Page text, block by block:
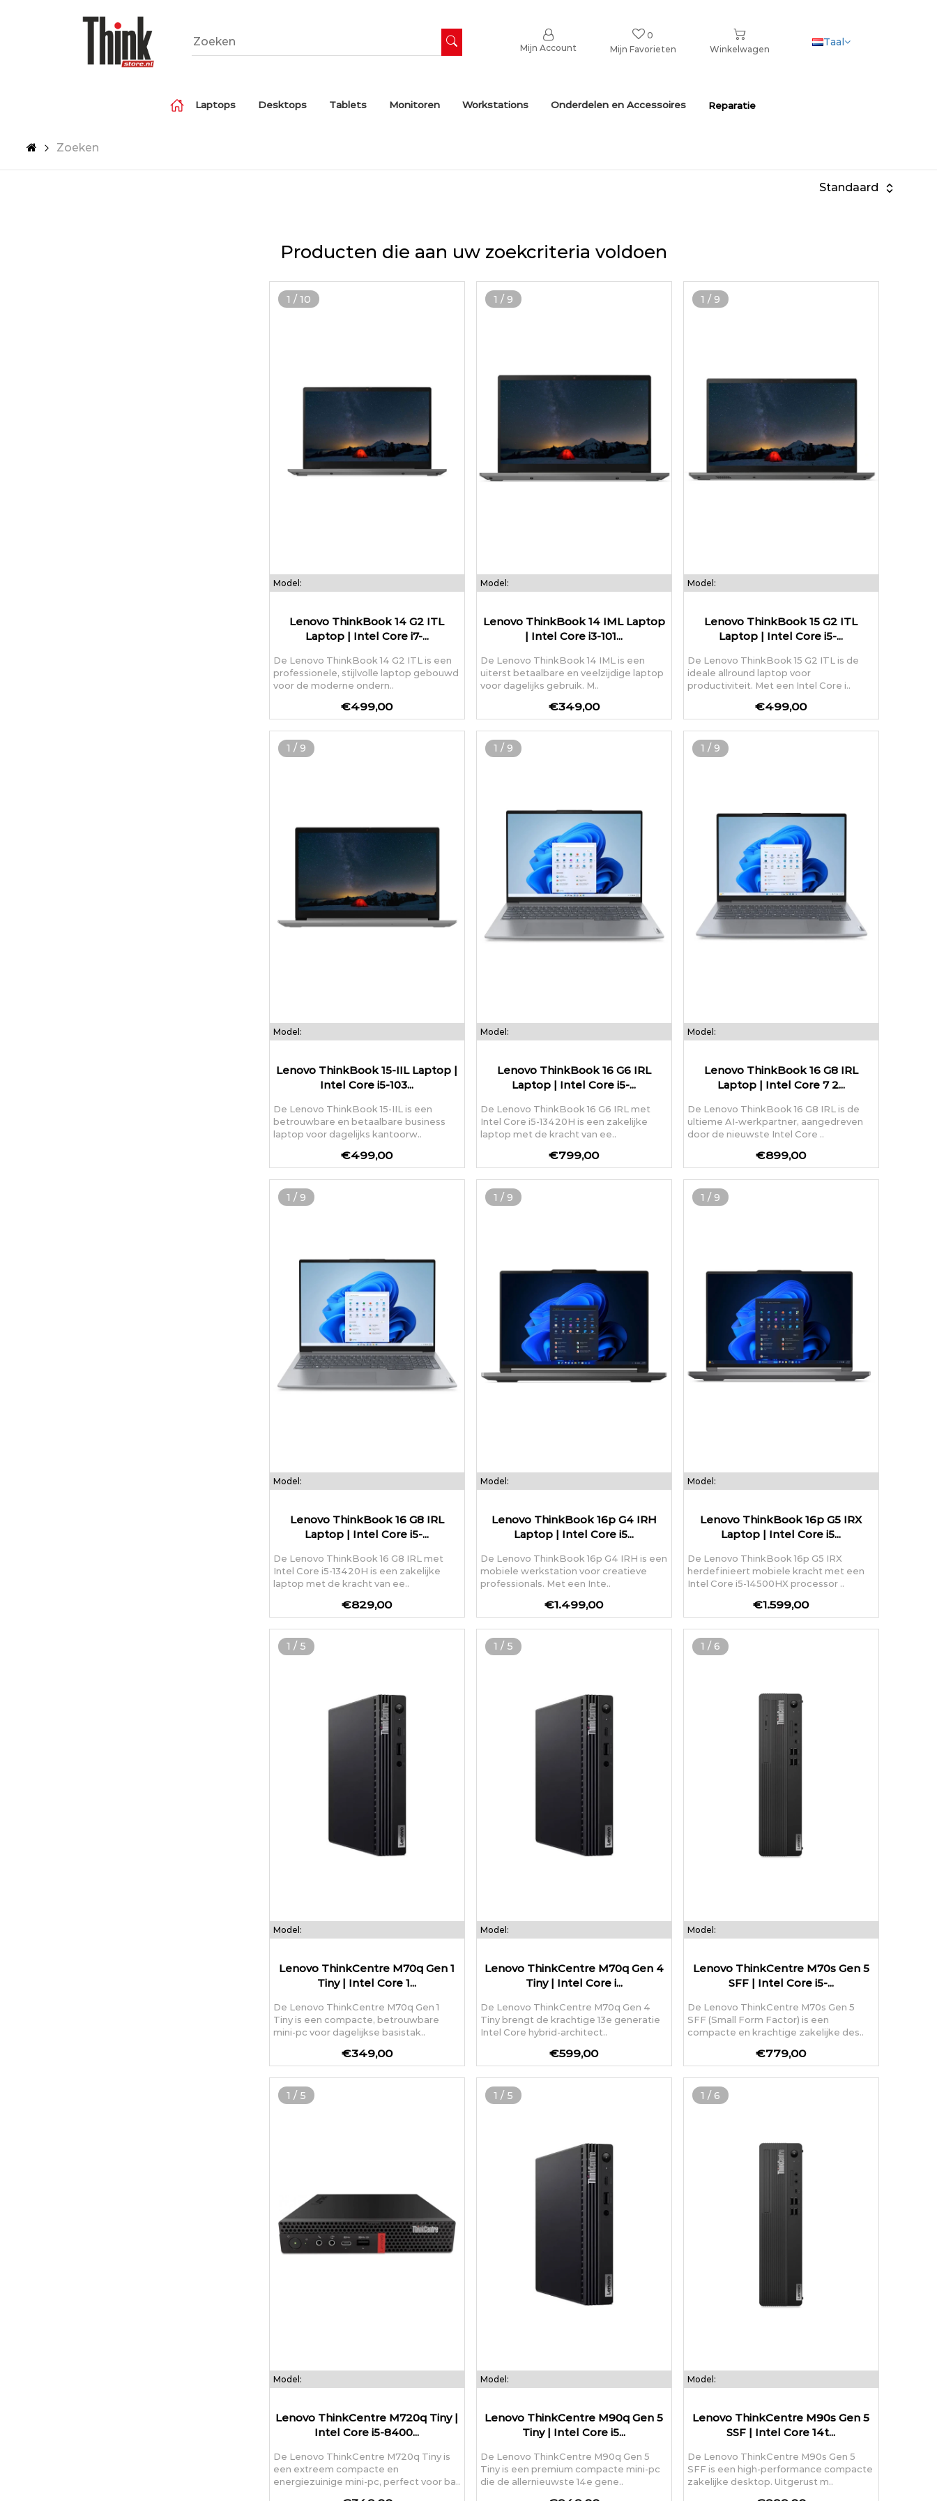
Mijn Account
0
Mijn Favorieten
Winkelwagen
Taal
Laptops Desktops Tablets Monitoren Workstations Onderdelen en Accessoires Reparatie
Zoeken
Standaard
Producten die aan uw zoekcriteria voldoen
1 / 10
Model:
Lenovo ThinkBook 14 G2 ITL
Laptop | Intel Core i7-...
De Lenovo ThinkBook 14 G2 ITL is een
professionele, stijlvolle laptop gebouwd
voor de moderne ondern..
€499,00
1 / 9
Model:
Lenovo ThinkBook 14 IML Laptop
| Intel Core i3-101...
De Lenovo ThinkBook 14 IML is een
uiterst betaalbare en veelzijdige laptop
voor dagelijks gebruik. M..
€349,00
1 / 9
Model:
Lenovo ThinkBook 15 G2 ITL
Laptop | Intel Core i5-...
De Lenovo ThinkBook 15 G2 ITL is de
ideale allround laptop voor
productiviteit. Met een Intel Core i..
€499,00
1 / 9
Model:
Lenovo ThinkBook 15-IIL Laptop |
Intel Core i5-103...
De Lenovo ThinkBook 15-IIL is een
betrouwbare en betaalbare business
laptop voor dagelijks kantoorw..
€499,00
1 / 9
Model:
Lenovo ThinkBook 16 G6 IRL
Laptop | Intel Core i5-...
De Lenovo ThinkBook 16 G6 IRL met
Intel Core i5-13420H is een zakelijke
laptop met de kracht van ee..
€799,00
1 / 9
Model:
Lenovo ThinkBook 16 G8 IRL
Laptop | Intel Core 7 2...
De Lenovo ThinkBook 16 G8 IRL is de
ultieme AI-werkpartner, aangedreven
door de nieuwste Intel Core ..
€899,00
1 / 9
Model:
Lenovo ThinkBook 16 G8 IRL
Laptop | Intel Core i5-...
De Lenovo ThinkBook 16 G8 IRL met
Intel Core i5-13420H is een zakelijke
laptop met de kracht van ee..
€829,00
1 / 9
Model:
Lenovo ThinkBook 16p G4 IRH
Laptop | Intel Core i5...
De Lenovo ThinkBook 16p G4 IRH is een
mobiele werkstation voor creatieve
professionals. Met een Inte..
€1.499,00
1 / 9
Model:
Lenovo ThinkBook 16p G5 IRX
Laptop | Intel Core i5...
De Lenovo ThinkBook 16p G5 IRX
herdefinieert mobiele kracht met een
Intel Core i5-14500HX processor ..
€1.599,00
1 / 5
Model:
Lenovo ThinkCentre M70q Gen 1
Tiny | Intel Core 1...
De Lenovo ThinkCentre M70q Gen 1
Tiny is een compacte, betrouwbare
mini-pc voor dagelijkse basistak..
€349,00
1 / 5
Model:
Lenovo ThinkCentre M70q Gen 4
Tiny | Intel Core i...
De Lenovo ThinkCentre M70q Gen 4
Tiny brengt de krachtige 13e generatie
Intel Core hybrid-architect..
€599,00
1 / 6
Model:
Lenovo ThinkCentre M70s Gen 5
SFF | Intel Core i5-...
De Lenovo ThinkCentre M70s Gen 5
SFF (Small Form Factor) is een
compacte en krachtige zakelijke des..
€779,00
1 / 5
Model:
Lenovo ThinkCentre M720q Tiny |
Intel Core i5-8400...
De Lenovo ThinkCentre M720q Tiny is
een extreem compacte en
energiezuinige mini-pc, perfect voor ba..
1 / 5
Model:
Lenovo ThinkCentre M90q Gen 5
Tiny | Intel Core i5...
De Lenovo ThinkCentre M90q Gen 5
Tiny is een premium compacte mini-pc
die de allernieuwste 14e gene..
1 / 6
Model:
Lenovo ThinkCentre M90s Gen 5
SSF | Intel Core 14t...
De Lenovo ThinkCentre M90s Gen 5
SFF is een high-performance compacte
zakelijke desktop. Uitgerust m..